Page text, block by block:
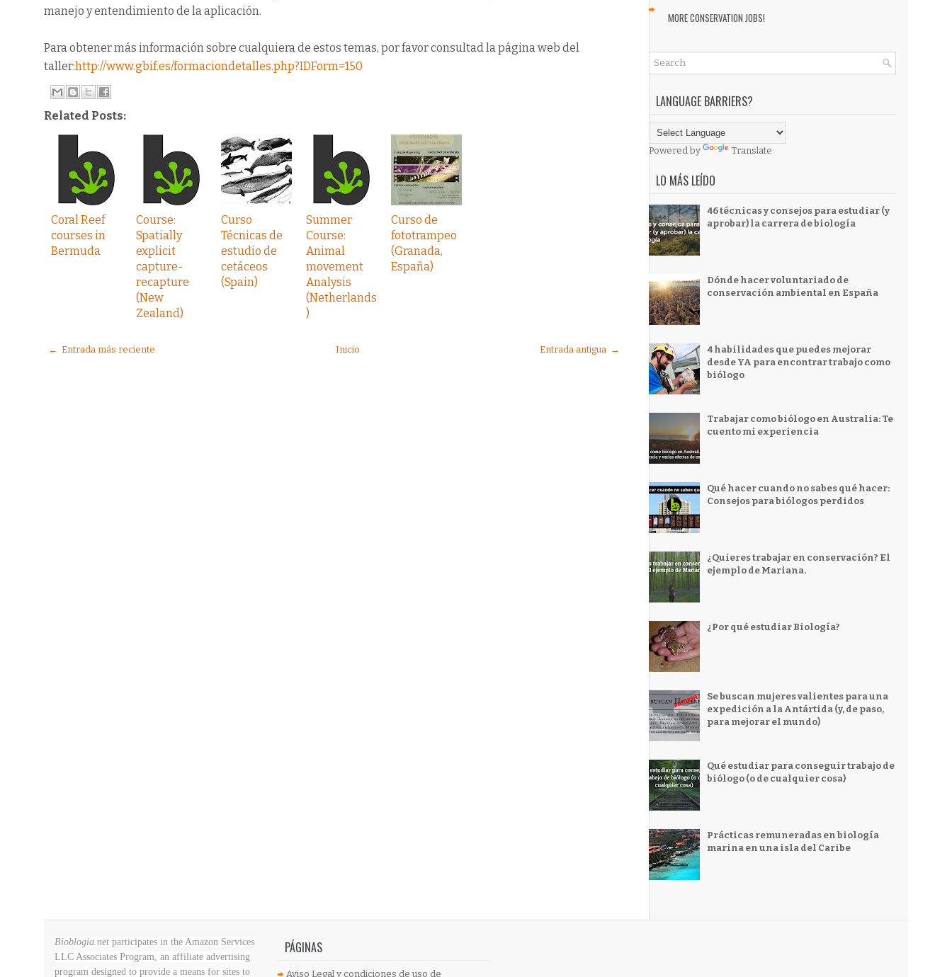
manejo y entendimiento de la aplicación.
Para obtener más información sobre cualquiera de estos temas, por favor consultad la página web del
taller:http://www.gbif.es/formaciondetalles.php?IDForm=150
Related Posts:
Coral Reef
courses in
Bermuda
Course:
Spatially
explicit
capture-
recapture
(New
Zealand)
Curso
Técnicas de
estudio de
cetáceos
(Spain)
Summer
Course:
Animal
movement
Analysis
(Netherlands
)
Curso de
fototrampeo
(Granada,
España)
← Entrada más reciente Entrada antigua →
Inicio
MORE CONSERVATION JOBS!
LANGUAGE BARRIERS?
Powered by Translate
LO MÁS LEÍDO
46 técnicas y consejos para estudiar (y
aprobar) la carrera de biología
Dónde hacer voluntariado de
conservación ambiental en España
4 habilidades que puedes mejorar
desde YA para encontrar trabajo como
biólogo
Trabajar como biólogo en Australia: Te
cuento mi experiencia
Qué hacer cuando no sabes qué hacer:
Consejos para biólogos perdidos
¿Quieres trabajar en conservación? El
ejemplo de Mariana.
¿Por qué estudiar Biología?
Se buscan mujeres valientes para una
expedición a la Antártida (y, de paso,
para mejorar el mundo)
Qué estudiar para conseguir trabajo de
biólogo (o de cualquier cosa)
Prácticas remuneradas en biología
marina en una isla del Caribe
Bioblogia.net participates in the Amazon Services
LLC Associates Program, an affiliate advertising
program designed to provide a means for sites to
PÁGINAS
Aviso Legal y condiciones de uso de